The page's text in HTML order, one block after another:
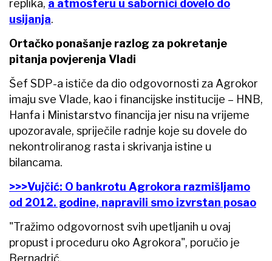
replika, a atmosferu u sabornici dovelo do
usijanja.
Ortačko ponašanje razlog za pokretanje
pitanja povjerenja Vladi
Šef SDP-a ističe da dio odgovornosti za Agrokor
imaju sve Vlade, kao i financijske institucije – HNB,
Hanfa i Ministarstvo financija jer nisu na vrijeme
upozoravale, spriječile radnje koje su dovele do
nekontroliranog rasta i skrivanja istine u
bilancama.
>>>Vujčić: O bankrotu Agrokora razmišljamo
od 2012. godine, napravili smo izvrstan posao
"Tražimo odgovornost svih upetljanih u ovaj
propust i proceduru oko Agrokora", poručio je
Bernadrić.